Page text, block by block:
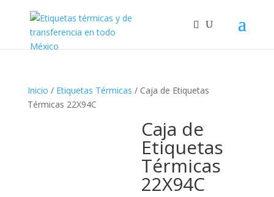
Inicio / Etiquetas Térmicas / Caja de Etiquetas
Térmicas 22X94C
Caja de
Etiquetas
Térmicas
22X94C